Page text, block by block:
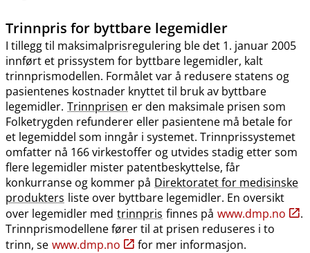
Trinnpris for byttbare legemidler
I tillegg til maksimalprisregulering ble det 1. januar 2005
innført et prissystem for byttbare legemidler, kalt
trinnprismodellen. Formålet var å redusere statens og
pasientenes kostnader knyttet til bruk av byttbare
legemidler. Trinnprisen er den maksimale prisen som
Folketrygden refunderer eller pasientene må betale for
et legemiddel som inngår i systemet. Trinnprissystemet
omfatter nå 166 virkestoffer og utvides stadig etter som
flere legemidler mister patentbeskyttelse, får
konkurranse og kommer på Direktoratet for medisinske
produkters liste over byttbare legemidler. En oversikt
over legemidler med trinnpris finnes på www.dmp.no
.
Trinnprismodellene fører til at prisen reduseres i to
trinn, se www.dmp.no for mer informasjon.